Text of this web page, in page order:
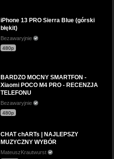
iPhone 13 PRO Sierra Blue (górski
błękit)
Bezawaryjnie
480p
BARDZO MOCNY SMARTFON -
Xiaomi POCO M4 PRO - RECENZJA
TELEFONU
Bezawaryjnie
480p
CHAT chARTs | NAJLEPSZY
MUZYCZNY WYBÓR
MateuszKrautwurst